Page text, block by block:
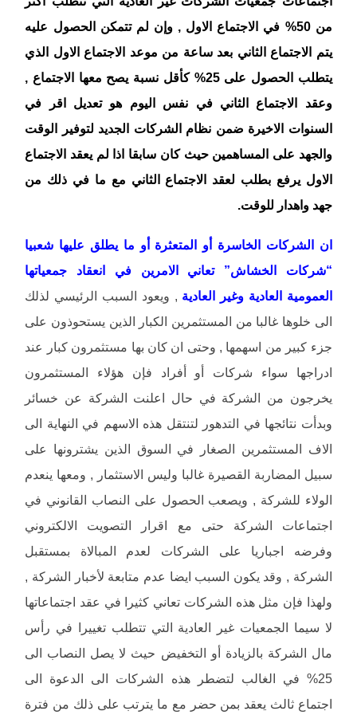
من 50% في الاجتماع الاول , وإن لم تتمكن الحصول عليه
يتم الاجتماع الثاني بعد ساعة من موعد الاجتماع الاول الذي
يتطلب الحصول على 25% كأقل نسبة يصح معها الاجتماع ,
وعقد الاجتماع الثاني في نفس اليوم هو تعديل اقر في
السنوات الاخيرة ضمن نظام الشركات الجديد لتوفير الوقت
والجهد على المساهمين حيث كان سابقا اذا لم يعقد الاجتماع
الاول يرفع بطلب لعقد الاجتماع الثاني مع ما في ذلك من
جهد واهدار للوقت.
ان الشركات الخاسرة أو المتعثرة أو ما يطلق عليها شعبيا
“شركات الخشاش” تعاني الامرين في انعقاد جمعياتها
العمومية العادية وغير العادية , ويعود السبب الرئيسي لذلك
الى خلوها غالبا من المستثمرين الكبار الذين يستحوذون على
جزء كبير من اسهمها , وحتى ان كان بها مستثمرون كبار عند
ادراجها سواء شركات أو أفراد فإن هؤلاء المستثمرون
يخرجون من الشركة في حال اعلنت الشركة عن خسائر
وبدأت نتائجها في التدهور لتنتقل هذه الاسهم في النهاية الى
الاف المستثمرين الصغار في السوق الذين يشترونها على
سبيل المضاربة القصيرة غالبا وليس الاستثمار , ومعها ينعدم
الولاء للشركة , ويصعب الحصول على النصاب القانوني في
اجتماعات الشركة حتى مع اقرار التصويت الالكتروني
وفرضه اجباريا على الشركات لعدم المبالاة بمستقبل
الشركة , وقد يكون السبب ايضا عدم متابعة لأخبار الشركة ,
ولهذا فإن مثل هذه الشركات تعاني كثيرا في عقد اجتماعاتها
لا سيما الجمعيات غير العادية التي تتطلب تغييرا في رأس
مال الشركة بالزيادة أو التخفيض حيث لا يصل النصاب الى
25% في الغالب لتضطر هذه الشركات الى الدعوة الى
اجتماع ثالث يعقد بمن حضر مع ما يترتب على ذلك من فترة